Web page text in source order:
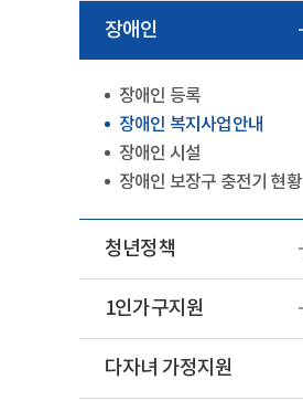
장애인
장애인 등록
장애인 복지사업안내
장애인 시설
장애인 보장구 충전기 현황
청년정책
1인가구지원
다자녀 가정지원